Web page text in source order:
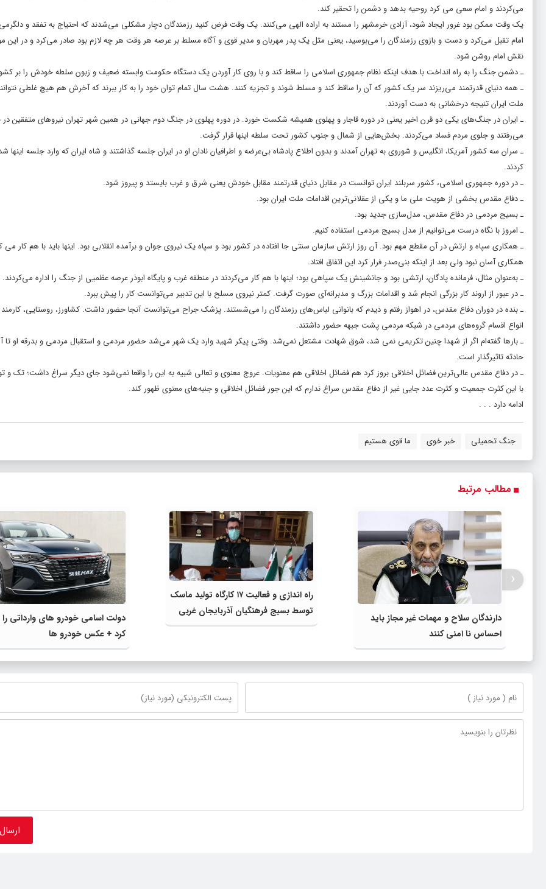
می‌کردند و امام سعی می کرد روحیه بدهد و دشمن را تحقیر کند.
یک وقت ممکن بود غرور ایجاد شود، آزادی خرمشهر را مستند به اراده الهی می‌کنند. یک وقت فرض کنید رزمندگان دچار مشکلی می‌شدند که احتیاج به تفقد و دلگرمی
امام تقبل می‌کرد و دست و بازوی رزمندگان را می‌بوسید، یعنی مثل یک پدر مهربان و مدیر قوی و آگاه مسلط بر عرصه هر وقت هر چه لازم بود صادر می‌کرد و در این
نقش امام روشن شود.
ـ دشمن جنگ را به راه انداخت با هدف اینکه نظام جمهوری اسلامی را ساقط کند و با روی کار آوردن یک دستگاه حکومت وابسته ضعیف و زبون سلطه خودش را بر
ـ‌ همه دنیای قدرتمند می‌ریزند سر یک کشور که آن را ساقط کند و مسلط شوند و تجزیه کنند. هشت سال تمام توان خود را به کار ببرند که آخرش هم هیچ غلطی
ملت ایران تنیجه درخشانی به دست آوردند.
ـ ایران در جنگ‌های یکی دو قرن اخیر یعنی در دوره قاجار و پهلوی همیشه شکست خورد. در دوره پهلوی در جنگ دوم جهانی در همین شهر تهران نیروهای متفقین در
می‌رفتند و جلوی مردم فساد می‌کردند. بخش‌هایی از شمال و جنوب کشور تحت سلطه اینها قرار گرفت.
ـ سران سه کشور آمریکا، انگلیس و شوروی به تهران آمدند و بدون اطلاع پادشاه بی‌عرضه و اطرافیان نادان او در ایران جلسه گذاشتند و شاه ایران که وارد جلسه
کردند.
ـ در دوره جمهوری اسلامی، کشور سربلند ایران توانست در مقابل دنیای قدرتمند مقابل خودش یعنی شرق و غرب بایستد و پیروز شود.
ـ دفاع مقدس بخشی از هویت ملی ما و یکی از عقلانی‌ترین اقدامات ملت ایران بود.
ـ بسیج مردمی در دفاع مقدس، مدل‌سازی جدید بود.
ـ امروز با نگاه درست می‌توانیم از مدل بسیج مردمی استفاده کنیم.
ـ‌ همکاری سپاه و ارتش در آن مقطع مهم بود. آن روز ارتش سازمان سنتی جا افتاده در کشور بود و سپاه یک نیروی جوان و برآمده انقلابی بود. اینها باید با هم کار می
همکاری آسان نبود ولی بعد از اینکه بنی‌صدر فرار کرد این اتفاق افتاد.
ـ به‌عنوان مثال، فرمانده پادگان، ارتشی بود و جانشینش یک سپاهی بود؛ اینها با هم کار می‌کردند در منطقه غرب و پایگاه ابوذر عرصه عظمیی از جنگ را اداره می‌کردند.
ـ در عبور از اروند کار بزرگی انجام شد و اقدامات بزرگ و مدبرانه‌آی صورت گرفت. کمتر نیروی مسلح با این تدبیر می‌توانست کار را پیش ببرد.
ـ‌ بنده در دوران دفاع مقدس، در اهواز رفتم و دیدم که بانوانی لباس‌های رزمندگان را می‌شستند. پزشک جراح می‌توانست آنجا حضور داشت. کشاورز، روستایی، کارمند
انواع اقسام گروه‌های مردمی در شبکه مردمی پشت جبهه حضور داشتند.
ـ بارها گفته‌ام اگر از شهدا چنین تکریمی نمی شد، شوق شهادت مشتعل نمی‌شد. وقتی پیکر شهید وارد یک شهر می‌شد حضور مردمی و استقبال مردمی و بدرقه او تا
حادثه تاثیرگذار است.
ـ در دفاع مقدس عالی‌ترین فضائل اخلاقی بروز کرد هم فضائل اخلاقی هم معنویات. عروج معنوی و تعالی شبیه به این را واقعا نمی‌شود جای دیگر سراغ داشت؛ تک و
با این کثرت جمعیت و کثرت عدد جایی غیر از دفاع مقدس سراغ ندارم که این جور فضائل اخلاقی و جنبه‌های معنوی ظهور کند.
ادامه دارد . . .
جنگ تحمیلی خبر خوی ما قوی هستیم
مطالب مرتبط
دارندگان سلاح و مهمات غیر مجاز باید
احساس نا امنی کنند
راه اندازی و فعالیت ۱۷ کارگاه تولید ماسک
توسط بسیج فرهنگیان آذربایجان غربی
دولت اسامی خودرو های وارداتی را
کرد + عکس خودرو ها
‹